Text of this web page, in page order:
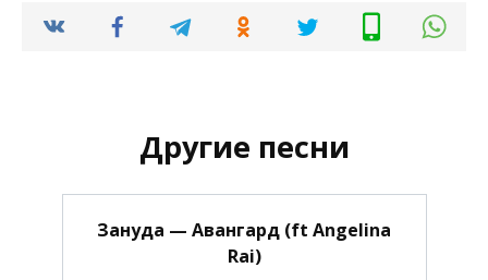
Другие песни
Зануда — Авангард (ft Angelina
Rai)